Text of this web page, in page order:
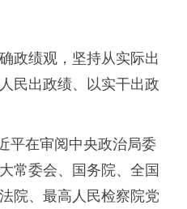
政绩观，坚持从实际出
民出政绩、以实干出政
平在审阅中央政治局委
常委会、国务院、全国
院、最高人民检察院党